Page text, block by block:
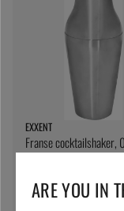
EXXENT
Franse cocktailshaker,
Exxent
€ 34
ARE YOU IN